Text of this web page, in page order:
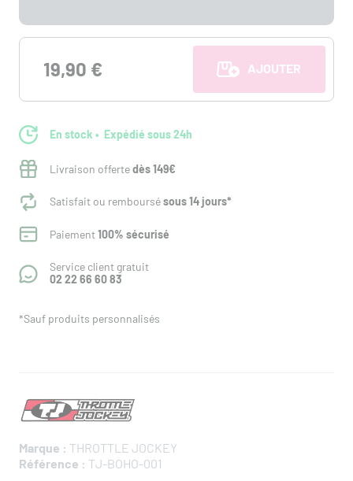
19,90 € AJOUTER AU
En stock Expédié sous 24h
Livraison offertedès 149€
Satisfait ou remboursésous 14 jours*
Paiement100% sécurisé
Service client gratuit
02 22 66 60 83
*Sauf produits personnalisés
Marque : THROTTLE JOCKEY
Référence : TJ-BOHO-001